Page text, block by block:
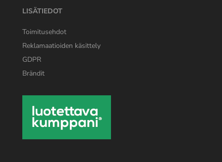
LISÄTIEDOT
Toimitusehdot
Reklamaatioiden käsittely
GDPR
Brändit